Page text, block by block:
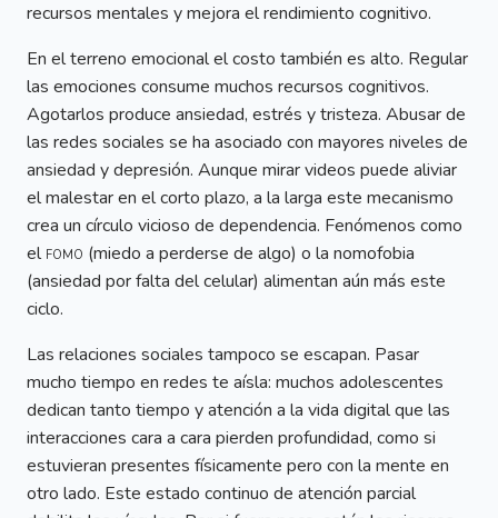
recursos mentales y mejora el rendimiento cognitivo.
En el terreno emocional el costo también es alto. Regular
las emociones consume muchos recursos cognitivos.
Agotarlos produce ansiedad, estrés y tristeza. Abusar de
las redes sociales se ha asociado con mayores niveles de
ansiedad y depresión. Aunque mirar videos puede aliviar
el malestar en el corto plazo, a la larga este mecanismo
crea un círculo vicioso de dependencia. Fenómenos como
elfomo (miedo a perderse de algo) o la nomofobia
(ansiedad por falta del celular) alimentan aún más este
ciclo.
Las relaciones sociales tampoco se escapan. Pasar
mucho tiempo en redes te aísla: muchos adolescentes
dedican tanto tiempo y atención a la vida digital que las
interacciones cara a cara pierden profundidad, como si
estuvieran presentes físicamente pero con la mente en
otro lado. Este estado continuo de atención parcial